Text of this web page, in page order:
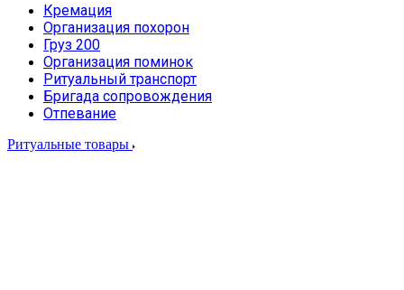
Кремация
Организация похорон
Груз 200
Организация поминок
Ритуальный транспорт
Бригада сопровождения
Отпевание
Ритуальные товары